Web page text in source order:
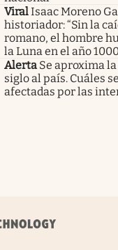
ViralIsaac Moreno
historiador: “Sin la
romano, el hombre
la Luna en el año
Alerta Se aproxima
siglo al país. Cuáles
afectadas por las